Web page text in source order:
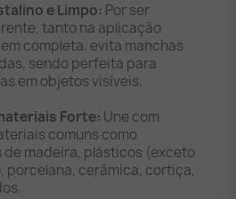
e Limpo: Por ser
tanto na aplicação
completa, evita manchas
sendo perfeita para
em objetos visíveis.
Forte: Une com
comuns como
madeira, plásticos (exceto
porcelana, cerâmica, cortiça,